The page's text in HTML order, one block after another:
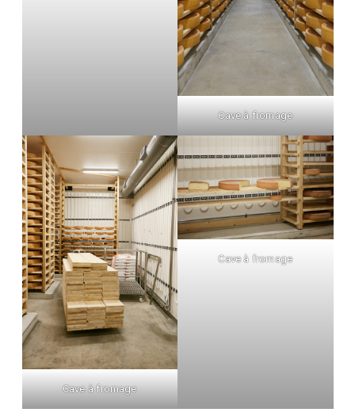
Cave à fromage
Cave à fromage
Cave à fromage